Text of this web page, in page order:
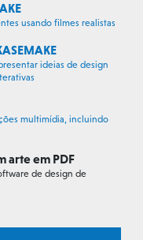
usando filmes realistas
ideias de design
multimídia, incluindo
arte em PDF
de design de